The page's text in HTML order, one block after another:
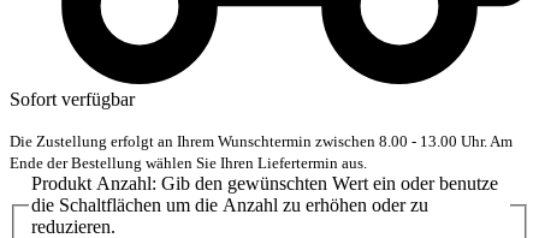
Sofort verfügbar
Die Zustellung erfolgt an Ihrem Wunschtermin zwischen 8.00 - 13.00 Uhr. Am
Ende der Bestellung wählen Sie Ihren Liefertermin aus.
Produkt Anzahl: Gib den gewünschten Wert ein oder benutze
die Schaltflächen um die Anzahl zu erhöhen oder zu
reduzieren.